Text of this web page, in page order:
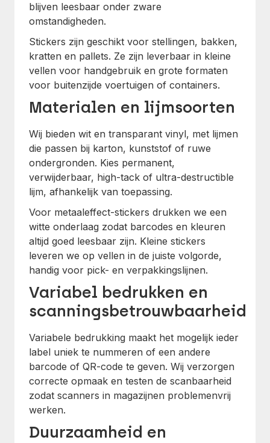
blijven leesbaar onder zware
omstandigheden.
Stickers zijn geschikt voor stellingen, bakken,
kratten en pallets. Ze zijn leverbaar in kleine
vellen voor handgebruik en grote formaten
voor buitenzijde voertuigen of containers.
Materialen en lijmsoorten
Wij bieden wit en transparant vinyl, met lijmen
die passen bij karton, kunststof of ruwe
ondergronden. Kies permanent,
verwijderbaar, high-tack of ultra-destructible
lijm, afhankelijk van toepassing.
Voor metaaleffect-stickers drukken we een
witte onderlaag zodat barcodes en kleuren
altijd goed leesbaar zijn. Kleine stickers
leveren we op vellen in de juiste volgorde,
handig voor pick- en verpakkingslijnen.
Variabel bedrukken en
scanningsbetrouwbaarheid
Variabele bedrukking maakt het mogelijk ieder
label uniek te nummeren of een andere
barcode of QR-code te geven. Wij verzorgen
correcte opmaak en testen de scanbaarheid
zodat scanners in magazijnen problemenvrij
werken.
Duurzaamheid en